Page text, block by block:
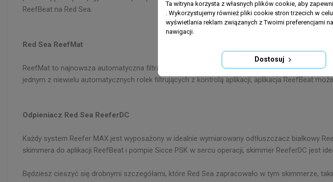
ReefBeat na Red Sea.
Red Sea ReefMat
ReefMat to najnowsza automatyczna filtracja mechaniczna z Red Sea. ReefMat jest w pełni
jednym z niewielu automatycznych rolek filtrujących z kontrolą aplikacji, aplikacja ReefBeat
Odpieniacz Red Sea ReeferDC
Każdy system Reefer MAX jest wyposażony w idealnie wymiarowany odtłuszczacz białkowy
skimmera do aplikacji ReefBeat i pompie Sicce PSK w sercu operacji, skimmer ReeferDC jest
Będziesz cieszyć się drobnymi szczegółami, które Red Sea zapracowało w tym skimmerze,
Ta witryna korzysta z własnych plików cookie, aby
. Wykorzystujemy również pliki cookie stron trzecich w
wyświetlania reklam związanych z Twoimi preferencjami
nawigacji.
Dostosuj